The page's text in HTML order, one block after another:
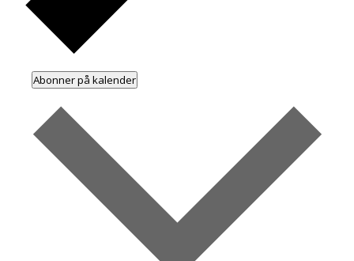
Abonner på kalender